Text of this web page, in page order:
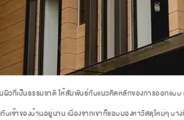
ที่เป็นธรรมชาติ ให้สัมพันธ์กับแนวคิดหลักของการออกแบบ
จ้าของบ้านอยู่นาน เนื่องจากเขาก็ชอบมองหาวัสดุใหม่ๆ บา